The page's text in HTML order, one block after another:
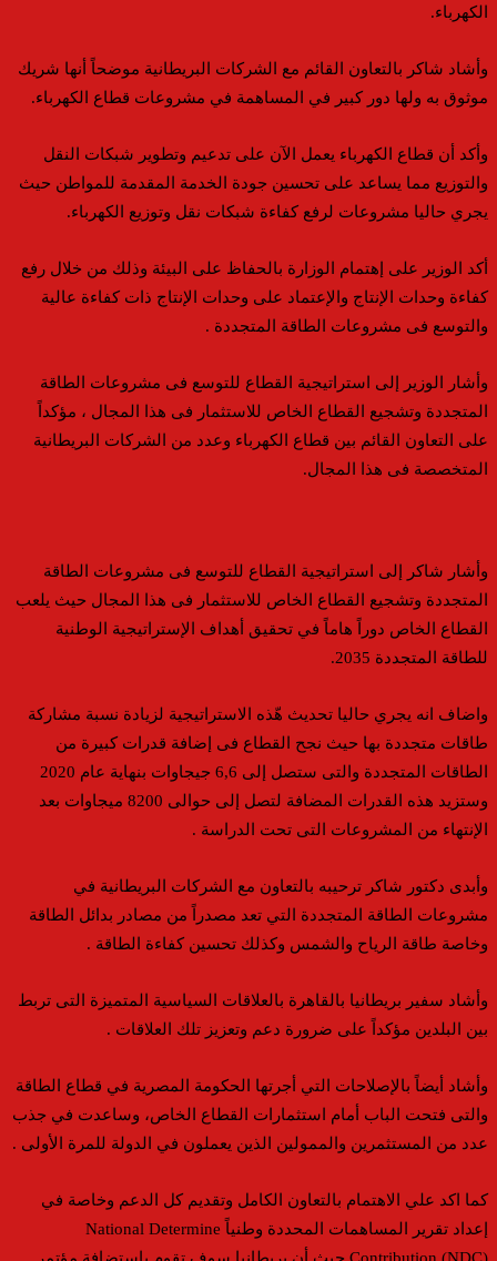
الكهرباء.
وأشاد شاكر بالتعاون القائم مع الشركات البريطانية موضحاً أنها شريك
موثوق به ولها دور كبير في المساهمة في مشروعات قطاع الكهرباء.
وأكد أن قطاع الكهرباء يعمل الآن على تدعيم وتطوير شبكات النقل
والتوزيع مما يساعد على تحسين جودة الخدمة المقدمة للمواطن حيث
يجري حاليا مشروعات لرفع كفاءة شبكات نقل وتوزيع الكهرباء.
أكد الوزير على إهتمام الوزارة بالحفاظ على البيئة وذلك من خلال رفع
كفاءة وحدات الإنتاج والإعتماد على وحدات الإنتاج ذات كفاءة عالية
والتوسع فى مشروعات الطاقة المتجددة .
وأشار الوزير إلى استراتيجية القطاع للتوسع فى مشروعات الطاقة
المتجددة وتشجيع القطاع الخاص للاستثمار فى هذا المجال ، مؤكداً
على التعاون القائم بين قطاع الكهرباء وعدد من الشركات البريطانية
المتخصصة فى هذا المجال.
وأشار شاكر إلى استراتيجية القطاع للتوسع فى مشروعات الطاقة
المتجددة وتشجيع القطاع الخاص للاستثمار فى هذا المجال حيث يلعب
القطاع الخاص دوراً هاماً في تحقيق أهداف الإستراتيجية الوطنية
للطاقة المتجددة 2035.
واضاف انه يجري حاليا تحديث هّذه الاستراتيجية لزيادة نسبة مشاركة
طاقات متجددة بها حيث نجح القطاع فى إضافة قدرات كبيرة من
الطاقات المتجددة والتى ستصل إلى 6,6 جيجاوات بنهاية عام 2020
وستزيد هذه القدرات المضافة لتصل إلى حوالى 8200 ميجاوات بعد
الإنتهاء من المشروعات التى تحت الدراسة .
وأبدى دكتور شاكر ترحيبه بالتعاون مع الشركات البريطانية في
مشروعات الطاقة المتجددة التي تعد مصدراً من مصادر بدائل الطاقة
وخاصة طاقة الرياح والشمس وكذلك تحسين كفاءة الطاقة .
وأشاد سفير بريطانيا بالقاهرة بالعلاقات السياسية المتميزة التى تربط
بين البلدين مؤكداً على ضرورة دعم وتعزيز تلك العلاقات .
وأشاد أيضاً بالإصلاحات التي أجرتها الحكومة المصرية في قطاع الطاقة
والتى فتحت الباب أمام استثمارات القطاع الخاص، وساعدت في جذب
عدد من المستثمرين والممولين الذين يعملون في الدولة للمرة الأولى .
كما اكد علي الاهتمام بالتعاون الكامل وتقديم كل الدعم وخاصة في
إعداد تقرير المساهمات المحددة وطنياً National Determine